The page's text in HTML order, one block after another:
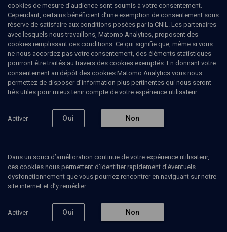
Tous 1 Vidéos 1
Vidéos 1
'Hazanout aux
Tournelles - n° 1
CULTURE
Constantine au cœur
Regarder
cookies de mesure d’audience sont soumis à votre consentement.
Cependant, certains bénéficient d’une exemption de consentement sous
réserve de satisfaire aux conditions posées par la CNIL. Les partenaires
avec lesquels nous travaillons, Matomo Analytics, proposent des
cookies remplissant ces conditions. Ce qui signifie que, même si vous
ne nous accordez pas votre consentement, des éléments statistiques
pourront être traités au travers des cookies exemptés. En donnant votre
consentement au dépôt des cookies Matomo Analytics vous nous
permettez de disposer d’information plus pertinentes qui nous seront
très utiles pour mieux tenir compte de votre expérience utilisateur.
Activer Oui Non
Dans un souci d’amélioration continue de votre expérience utilisateur,
ces cookies nous permettent d’identifier rapidement d’éventuels
dysfonctionnement que vous pourriez rencontrer en naviguant sur notre
site internet et d’y remédier.
Activer Oui Non